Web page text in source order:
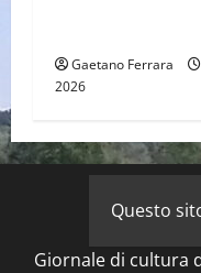
Gaetano Ferrara
2026
Questo
Giornale di cultura